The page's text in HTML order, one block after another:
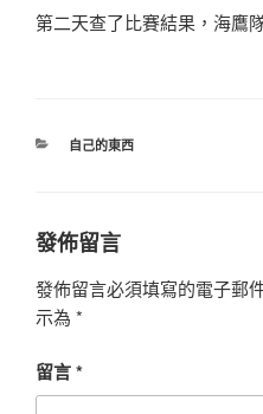
第二天查了比賽結果，海鷹
分
自己的東西
發佈留言
發佈留言必須填寫的電子郵
示為 *
留言*